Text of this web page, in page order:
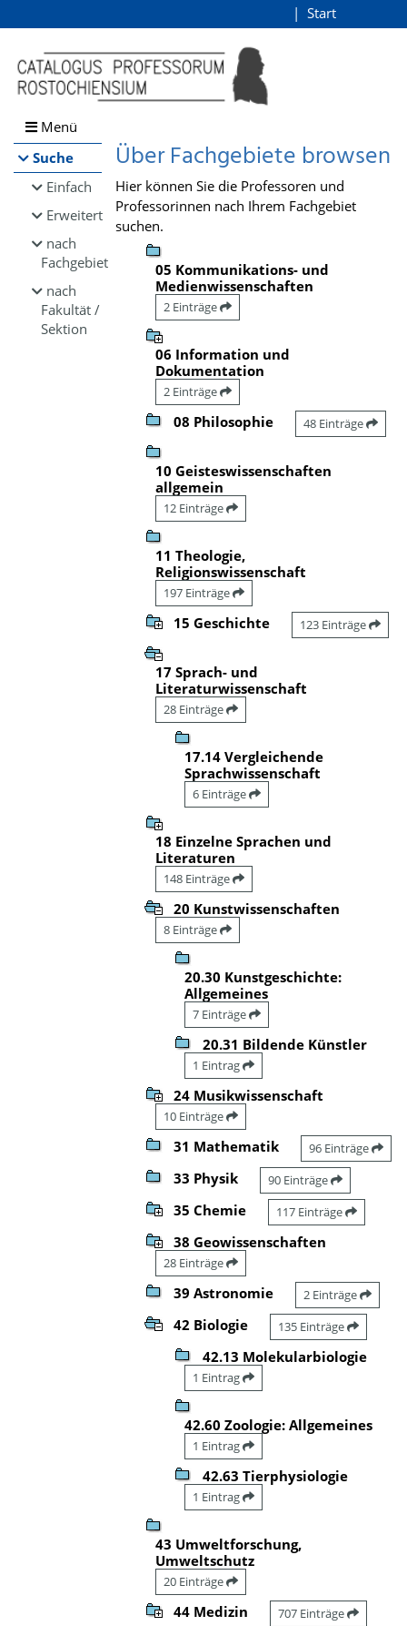
Browsen
direkt zum Inhalt
Start
Menü
Suche
Einfach
Erweitert
nach
Fachgebiet
nach
Fakultät /
Sektion
Über Fachgebiete browsen
Hier können Sie die Professoren und
Professorinnen nach Ihrem Fachgebiet
suchen.
05 Kommunikations- und
Medienwissenschaften
2 Einträge
06 Information und
Dokumentation
2 Einträge
08 Philosophie 48 Einträge
10 Geisteswissenschaften
allgemein
12 Einträge
11 Theologie,
Religionswissenschaft
197 Einträge
15 Geschichte 123 Einträge
17 Sprach- und
Literaturwissenschaft
28 Einträge
17.14 Vergleichende
Sprachwissenschaft
6 Einträge
18 Einzelne Sprachen und
Literaturen
148 Einträge
20 Kunstwissenschaften
8 Einträge
20.30 Kunstgeschichte:
Allgemeines
7 Einträge
20.31 Bildende Künstler
1 Eintrag
24 Musikwissenschaft
10 Einträge
31 Mathematik 96 Einträge
33 Physik 90 Einträge
35 Chemie 117 Einträge
38 Geowissenschaften
28 Einträge
39 Astronomie 2 Einträge
42 Biologie 135 Einträge
42.13 Molekularbiologie
1 Eintrag
42.60 Zoologie: Allgemeines
1 Eintrag
42.63 Tierphysiologie
1 Eintrag
43 Umweltforschung,
Umweltschutz
20 Einträge
44 Medizin 707 Einträge